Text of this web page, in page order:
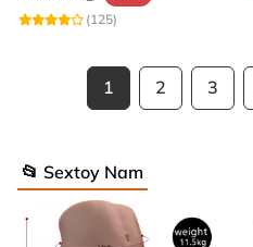
(125)
1 2 3
📂 Sextoy Nam